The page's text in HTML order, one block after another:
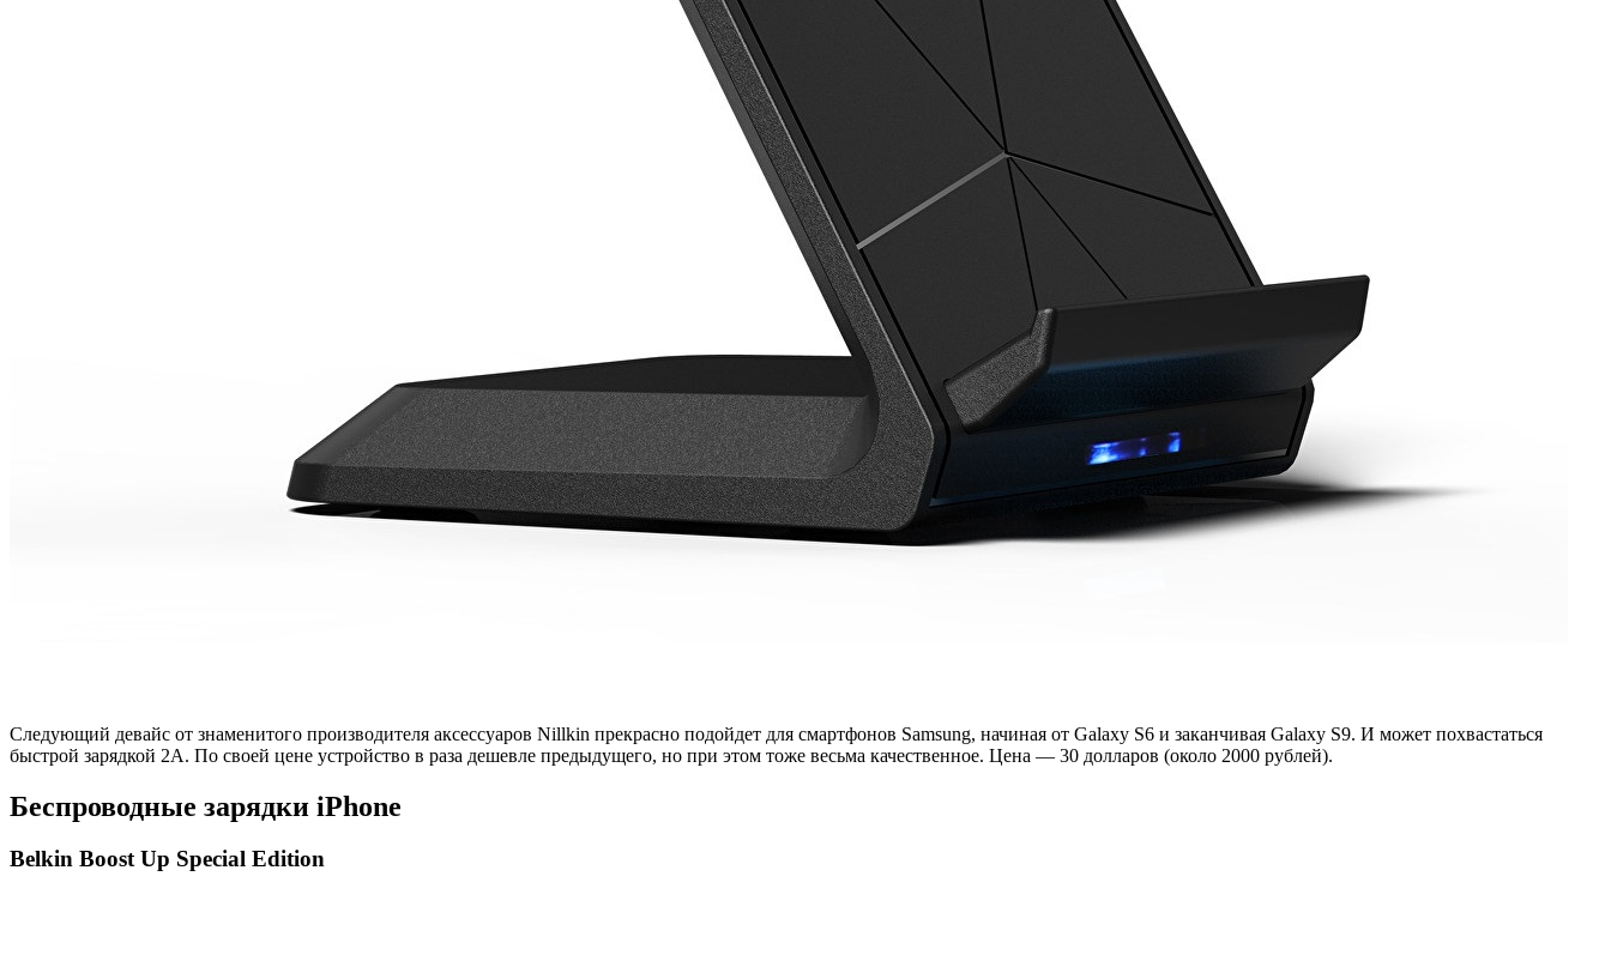
Следующий девайс от знаменитого производителя аксессуаров Nillkin прекрасно подойдет для смартфонов Samsung, начиная от Galaxy S6 и заканчивая Galaxy S9. И может похвастаться
быстрой зарядкой 2A. По своей цене устройство в раза дешевле предыдущего, но при этом тоже весьма качественное. Цена — 30 долларов (около 2000 рублей).
Беспроводные зарядки iPhone
Belkin Boost Up Special Edition